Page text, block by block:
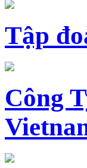
Tập
Công